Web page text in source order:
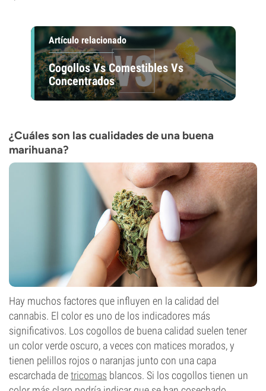
Artículo relacionado
Cogollos Vs Comestibles Vs
Concentrados
¿Cuáles son las cualidades de una buena
marihuana?
Hay muchos factores que influyen en la calidad del
cannabis. El color es uno de los indicadores más
significativos. Los cogollos de buena calidad suelen tener
un color verde oscuro, a veces con matices morados, y
tienen pelillos rojos o naranjas junto con una capa
escarchada detricomas blancos. Si los cogollos tienen un